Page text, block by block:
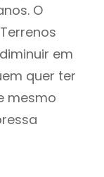
O
em
quer ter
mesmo